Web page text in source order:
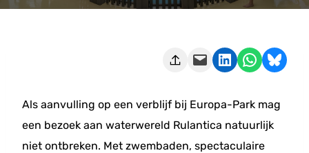
Deze pagina e-mailen Delen op LinkedIn Delen via WhatsApp Share on Bluesky
Als aanvulling op een verblijf bij Europa-Park mag
een bezoek aan waterwereld Rulantica natuurlijk
niet ontbreken. Met zwembaden, spectaculaire